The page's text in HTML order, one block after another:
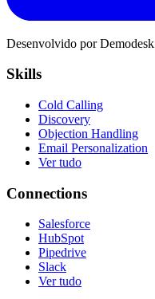
Desenvolvido por Demodesk
Skills
Cold Calling
Discovery
Objection Handling
Email Personalization
Ver tudo
Connections
Salesforce
HubSpot
Pipedrive
Slack
Ver tudo